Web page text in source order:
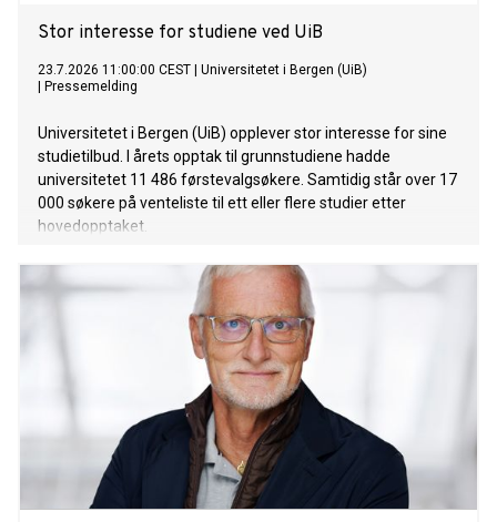
Stor interesse for studiene ved UiB
23.7.2026 11:00:00 CEST
Universitetet i Bergen (UiB)
Pressemelding
Universitetet i Bergen (UiB) opplever stor interesse for sine
studietilbud. I årets opptak til grunnstudiene hadde
universitetet 11 486 førstevalgsøkere. Samtidig står over 17
000 søkere på venteliste til ett eller flere studier etter
hovedopptaket.